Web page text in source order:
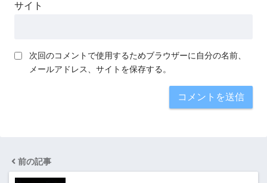
サイト
次回のコメントで使用するためブラウザーに自分の名前、
メールアドレス、サイトを保存する。
前の記事